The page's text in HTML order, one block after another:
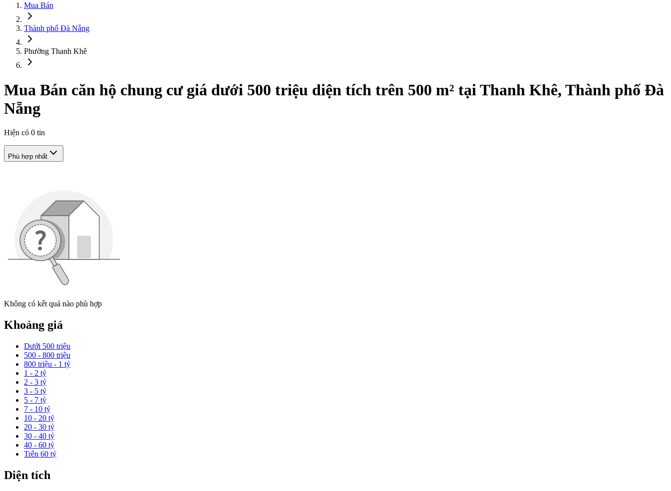
Mua Bán
Thành phố Đà Nẵng
Phường Thanh Khê
Mua Bán căn hộ chung cư giá dưới 500 triệu diện tích trên 500 m² tại Thanh Khê, Thành phố Đà
Nẵng
Hiện có 0 tin
Phù hợp nhất
Không có kết quả nào phù hợp
Khoảng giá
Dưới 500 triệu
500 - 800 triệu
800 triệu - 1 tỷ
1 - 2 tỷ
2 - 3 tỷ
3 - 5 tỷ
5 - 7 tỷ
7 - 10 tỷ
10 - 20 tỷ
20 - 30 tỷ
30 - 40 tỷ
40 - 60 tỷ
Trên 60 tỷ
Diện tích